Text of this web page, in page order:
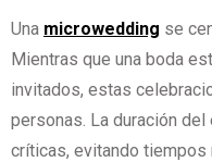
Una microwedding se
Mientras que una boda
invitados, estas
personas. La duración
críticas, evitando tiempos